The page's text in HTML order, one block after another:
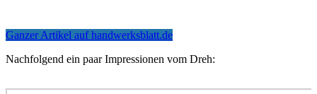
Ganzer Artikel auf handwerksblatt.de
Nachfolgend ein paar Impressionen vom Dreh: